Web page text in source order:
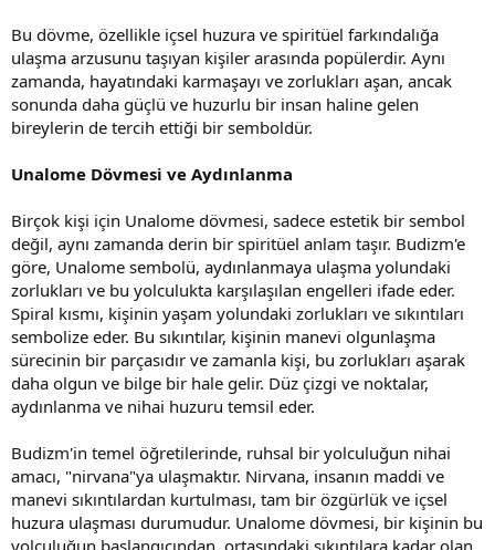
Bu dövme, özellikle içsel huzura ve spiritüel farkındalığa
ulaşma arzusunu taşıyan kişiler arasında popülerdir. Aynı
zamanda, hayatındaki karmaşayı ve zorlukları aşan, ancak
sonunda daha güçlü ve huzurlu bir insan haline gelen
bireylerin de tercih ettiği bir semboldür.
Unalome Dövmesi ve Aydınlanma
Birçok kişi için Unalome dövmesi, sadece estetik bir sembol
değil, aynı zamanda derin bir spiritüel anlam taşır. Budizm'e
göre, Unalome sembolü, aydınlanmaya ulaşma yolundaki
zorlukları ve bu yolculukta karşılaşılan engelleri ifade eder.
Spiral kısmı, kişinin yaşam yolundaki zorlukları ve sıkıntıları
sembolize eder. Bu sıkıntılar, kişinin manevi olgunlaşma
sürecinin bir parçasıdır ve zamanla kişi, bu zorlukları aşarak
daha olgun ve bilge bir hale gelir. Düz çizgi ve noktalar,
aydınlanma ve nihai huzuru temsil eder.
Budizm'in temel öğretilerinde, ruhsal bir yolculuğun nihai
amacı, "nirvana"ya ulaşmaktır. Nirvana, insanın maddi ve
manevi sıkıntılardan kurtulması, tam bir özgürlük ve içsel
huzura ulaşması durumudur. Unalome dövmesi, bir kişinin bu
yolculuğun başlangıcından, ortasındaki sıkıntılara kadar olan